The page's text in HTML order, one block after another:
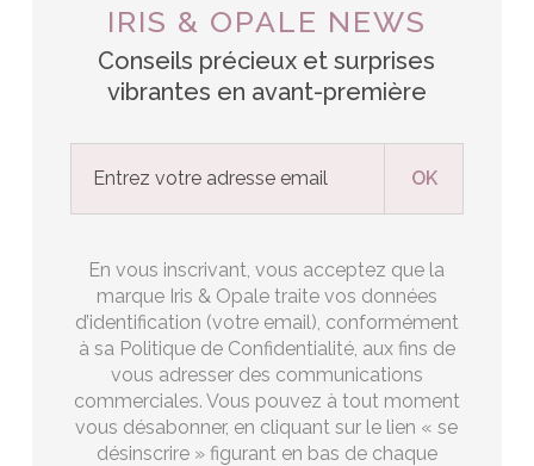
IRIS & OPALE NEWS
Conseils précieux et surprises
vibrantes en avant-première
En vous inscrivant, vous acceptez que la
marque Iris & Opale traite vos données
d’identification (votre email), conformément
à sa Politique de Confidentialité, aux fins de
vous adresser des communications
commerciales. Vous pouvez à tout moment
vous désabonner, en cliquant sur le lien « se
désinscrire » figurant en bas de chaque